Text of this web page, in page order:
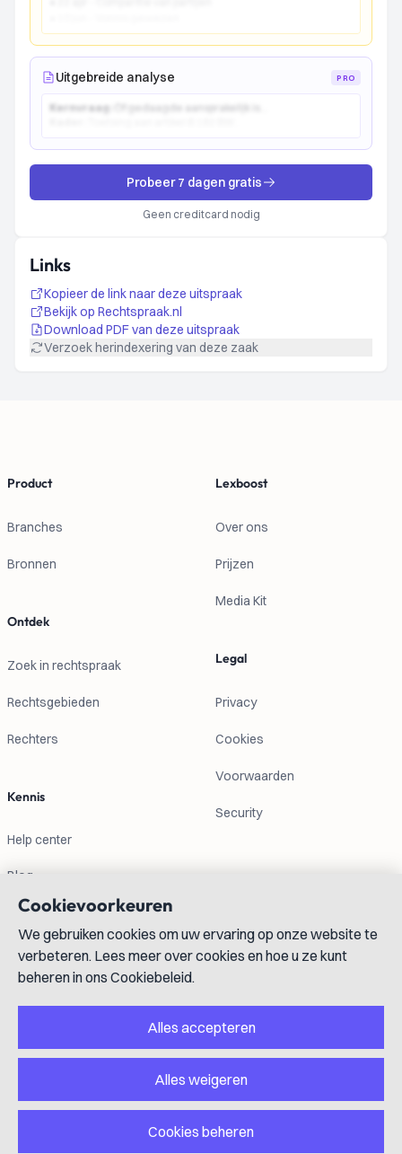
Uitgebreide analyse PRO
Kernvraag:
Probeer 7 dagen gratis
Geen creditcard nodig
Links
Kopieer de link naar deze uitspraak
Bekijk op Rechtspraak.nl
Download PDF van deze uitspraak
Verzoek herindexering van deze zaak
Product
Branches
Bronnen
Ontdek
Zoek in rechtspraak
Rechtsgebieden
Rechters
Kennis
Help center
Blog
Lexboost
Over ons
Prijzen
Media Kit
Legal
Privacy
Cookies
Voorwaarden
Security
Contactgegevens
info@lexboost.com
GitHubYouTube
Copyright © 2023-2026 Lexboost
Cookievoorkeuren
We gebruiken cookies om uw ervaring op onze website te
verbeteren. Lees meer over cookies en hoe u ze kunt
beheren in ons Cookiebeleid.
Alles accepteren
Alles weigeren
Cookies beheren